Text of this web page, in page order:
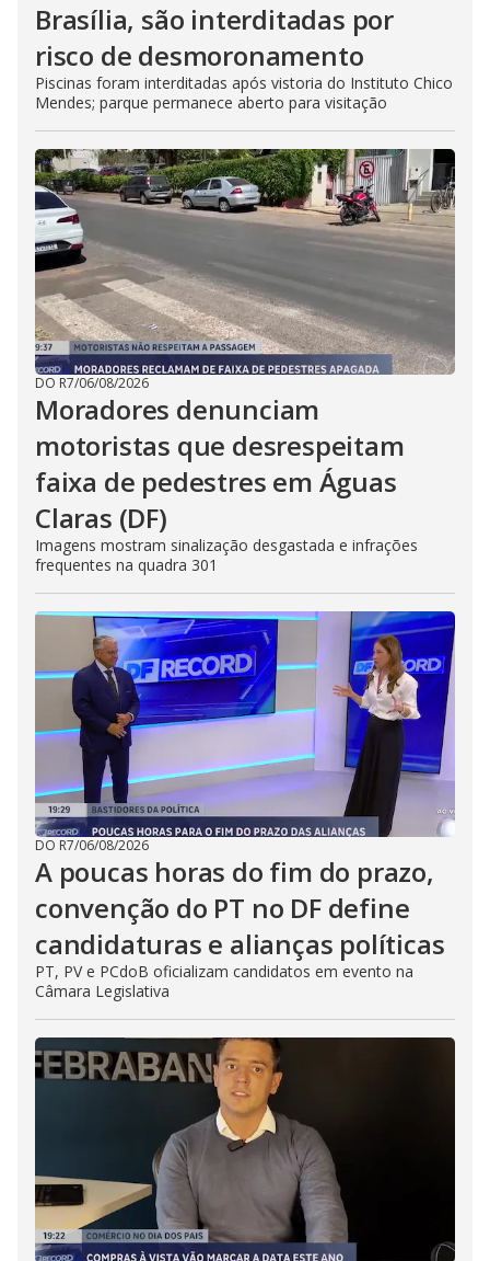
Brasília, são interditadas por
risco de desmoronamento
Piscinas foram interditadas após vistoria do Instituto Chico
Mendes; parque permanece aberto para visitação
DO R7/06/08/2026
Moradores denunciam
motoristas que desrespeitam
faixa de pedestres em Águas
Claras (DF)
Imagens mostram sinalização desgastada e infrações
frequentes na quadra 301
DO R7/06/08/2026
A poucas horas do fim do prazo,
convenção do PT no DF define
candidaturas e alianças políticas
PT, PV e PCdoB oficializam candidatos em evento na
Câmara Legislativa